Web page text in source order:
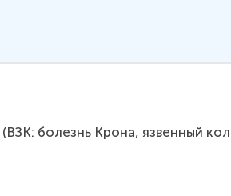
болезнь Крона, язвенный